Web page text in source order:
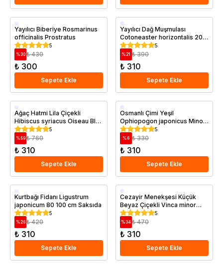
Saksıda
Yayılıcı Biberiye Rosmarinus
officinalis Prostratus
5
%30 ₺ 430
₺ 300
Sepete Ekle
Saksıda
Yayılıcı Dağ Muşmulası
Cotoneaster horizontalis 20
40 cm Saksıda
5
%21 ₺ 390
₺ 310
Sepete Ekle
Saksıda
Ağaç Hatmi Lila Çiçekli
Hibiscus syriacus Oiseau Bleu
20 40 cm
5
% 59 ₺ 760
₺ 310
Sepete Ekle
Saksıda
Osmanlı Çimi Yeşil
Ophiopogon japonicus Minor
Saksıda
5
% 6 ₺ 330
₺ 310
Sepete Ekle
Saksıda
Kurtbağı Fidanı Ligustrum
japonicum 80 100 cm Saksıda
5
%26 ₺ 420
₺ 310
Sepete Ekle
Saksıda
Cezayir Menekşesi Küçük
Beyaz Çiçekli Vinca minor
Alba
5
%34 ₺ 470
₺ 310
Sepete Ekle